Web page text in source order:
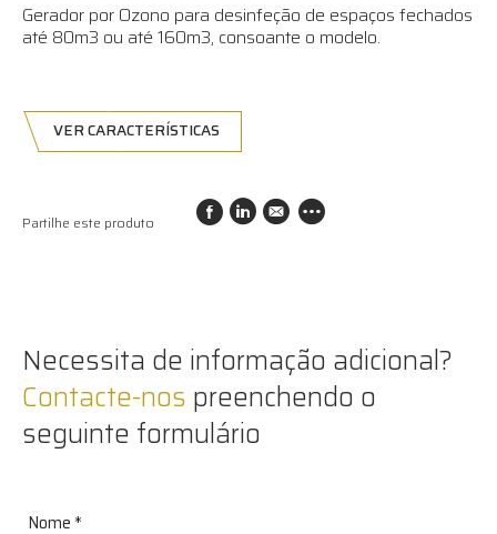
Gerador por Ozono para desinfeção de espaços fechados
até 80m3 ou até 160m3, consoante o modelo.
VER CARACTERÍSTICAS
Partilhe este produto
Necessita de informação adicional?
Contacte-nos preenchendo o
seguinte formulário
Nome *